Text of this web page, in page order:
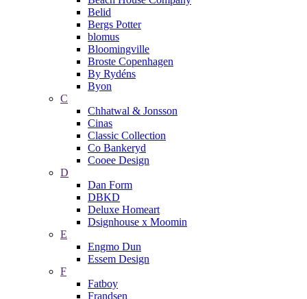
Belid
Bergs Potter
blomus
Bloomingville
Broste Copenhagen
By Rydéns
Byon
C
Chhatwal & Jonsson
Cinas
Classic Collection
Co Bankeryd
Cooee Design
D
Dan Form
DBKD
Deluxe Homeart
Dsignhouse x Moomin
E
Engmo Dun
Essem Design
F
Fatboy
Frandsen